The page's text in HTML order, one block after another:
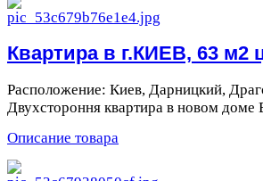
Квартира в г.КИЕВ, 63 м2
Расположение: Киев, Дарницкий,
Двухстороння квартира в новом доме
Описание товара